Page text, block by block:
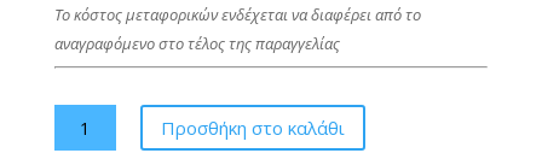
Το κόστος μεταφορικών ενδέχεται να διαφέρει από το
αναγραφόμενο στο τέλος της παραγγελίας
Inventor
Professional
Προσθήκη στο καλάθι